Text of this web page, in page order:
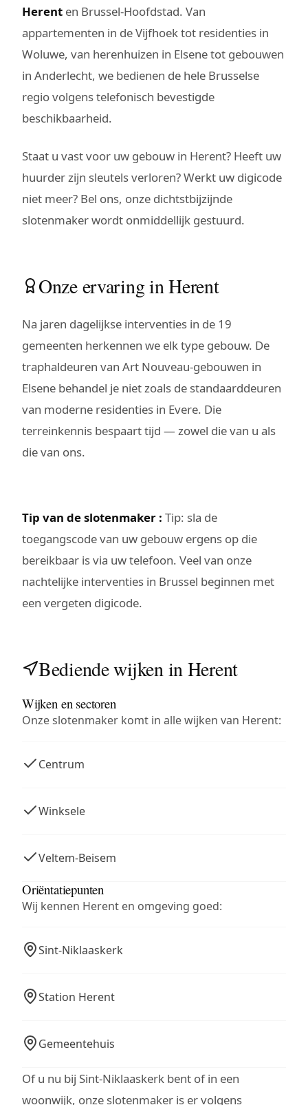
Herent en Brussel-Hoofdstad. Van
appartementen in de Vijfhoek tot residenties in
Woluwe, van herenhuizen in Elsene tot gebouwen
in Anderlecht, we bedienen de hele Brusselse
regio volgens telefonisch bevestigde
beschikbaarheid.
Staat u vast voor uw gebouw in Herent? Heeft uw
huurder zijn sleutels verloren? Werkt uw digicode
niet meer? Bel ons, onze dichtstbijzijnde
slotenmaker wordt onmiddellijk gestuurd.
Onze ervaring in Herent
Na jaren dagelijkse interventies in de 19
gemeenten herkennen we elk type gebouw. De
traphaldeuren van Art Nouveau-gebouwen in
Elsene behandel je niet zoals de standaarddeuren
van moderne residenties in Evere. Die
terreinkennis bespaart tijd — zowel die van u als
die van ons.
Tip van de slotenmaker : Tip: sla de
toegangscode van uw gebouw ergens op die
bereikbaar is via uw telefoon. Veel van onze
nachtelijke interventies in Brussel beginnen met
een vergeten digicode.
Bediende wijken in Herent
Wijken en sectoren
Onze slotenmaker komt in alle wijken van Herent:
Centrum
Winksele
Veltem-Beisem
Oriëntatiepunten
Wij kennen Herent en omgeving goed:
Sint-Niklaaskerk
Station Herent
Gemeentehuis
Of u nu bij Sint-Niklaaskerk bent of in een
woonwijk, onze slotenmaker is er volgens